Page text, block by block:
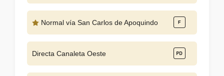
Normal vía San Carlos de Apoquindo
Directa Canaleta Oeste